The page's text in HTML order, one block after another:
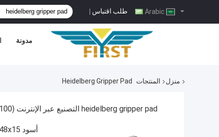
طلب اقتباس |
مدونة
منزل المنتجات Heidelberg Gripper Pad
heidelberg gripper pad التصنيع عبر الإنترنت (100)